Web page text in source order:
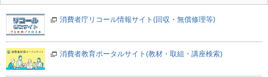
消費者庁リコール情報サイト(回収・無償修理等)
消費者教育ポータルサイト(教材・取組・講座検索)